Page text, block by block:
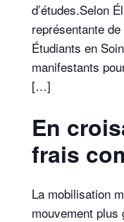
d’études.Selon
représentante
Étudiants en
manifestants
[…]
En
frais
La mobilisation
mouvement plus